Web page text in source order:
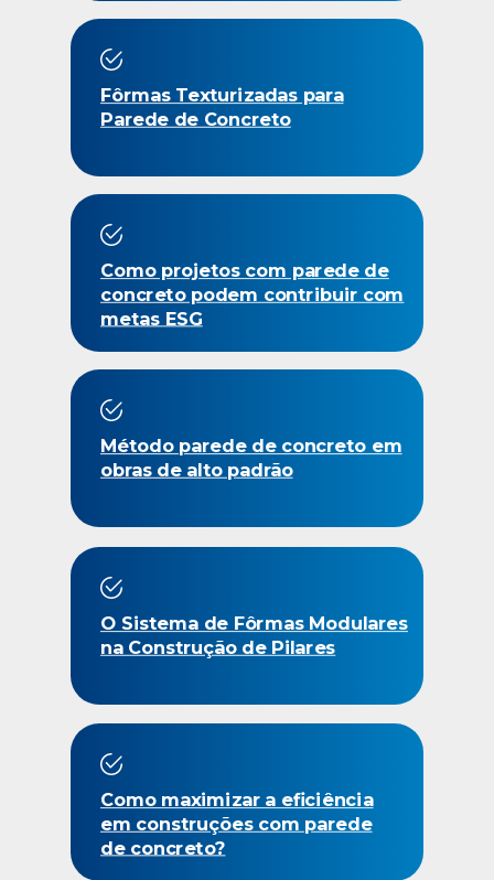
O Sistema de Fôrmas Modulares
na Construção de Pilares
Como maximizar a eficiência
em construções com parede
de concreto?
Fôrmas Texturizadas para
Parede de Concreto
Método parede de concreto em
obras de alto padrão
Como projetos com parede de
concreto podem contribuir com
metas ESG